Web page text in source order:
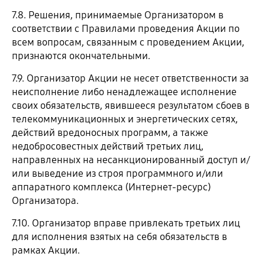
7.8. Решения, принимаемые Организатором в
соответствии с Правилами проведения Акции по
всем вопросам, связанным с проведением Акции,
признаются окончательными.
7.9. Организатор Акции не несет ответственности за
неисполнение либо ненадлежащее исполнение
своих обязательств, явившееся результатом сбоев в
телекоммуникационных и энергетических сетях,
действий вредоносных программ, а также
недобросовестных действий третьих лиц,
направленных на несанкционированный доступ и/
или выведение из строя программного и/или
аппаратного комплекса (Интернет-ресурс)
Организатора.
7.10. Организатор вправе привлекать третьих лиц
для исполнения взятых на себя обязательств в
рамках Акции.